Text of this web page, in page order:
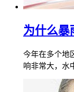
为什么暴
今年在多个地
响非常大，水